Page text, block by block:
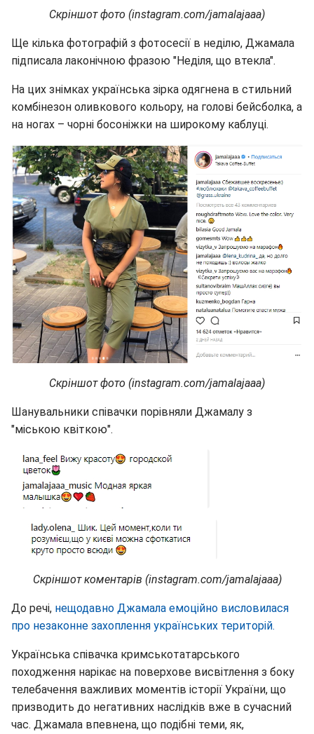
Скріншот фото (instagram.com/jamalajaaa)
Ще кілька фотографій з фотосесії в неділю, Джамала
підписала лаконічною фразою "Неділя, що втекла".
На цих знімках українська зірка одягнена в стильний
комбінезон оливкового кольору, на голові бейсболка, а
на ногах – чорні босоніжки на широкому каблуці.
Скріншот фото (instagram.com/jamalajaaa)
Шанувальники співачки порівняли Джамалу з
"міською квіткою".
Скріншот коментарів (instagram.com/jamalajaaa)
До речі, нещодавно Джамала емоційно висловилася
про незаконне захоплення українських територій.
Українська співачка кримськотатарського
походження нарікає на поверхове висвітлення з боку
телебачення важливих моментів історії України, що
призводить до негативних наслідків вже в сучасний
час. Джамала впевнена, що подібні теми, як,